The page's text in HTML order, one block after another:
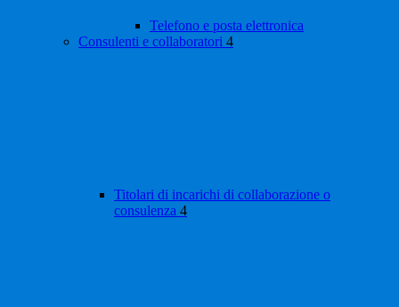
Telefono e posta elettronica
Consulenti e collaboratori 4
Titolari di incarichi di collaborazione o
consulenza 4